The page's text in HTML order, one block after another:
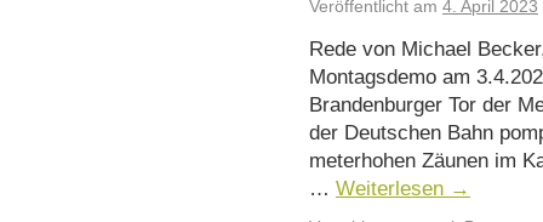
Veröffentlicht am 4. April 2023
Rede von Michael
Montagsdemo am
Brandenburger Tor der
der Deutschen Bahn
meterhohen Zäunen im
… Weiterlesen →